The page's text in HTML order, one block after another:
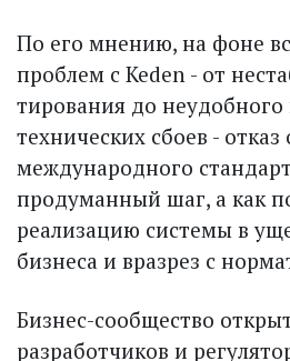
По его мнению, на фоне
проблем с Keden - от
тирования до
технических сбоев - отказ
международного
продуманный шаг, а как
реализацию системы в
бизнеса и вразрез с
Бизнес-сообщество
разработчиков и